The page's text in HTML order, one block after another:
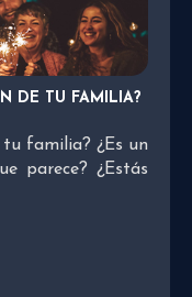
DE TU FAMILIA?
familia? ¿Es un
parece? ¿Estás